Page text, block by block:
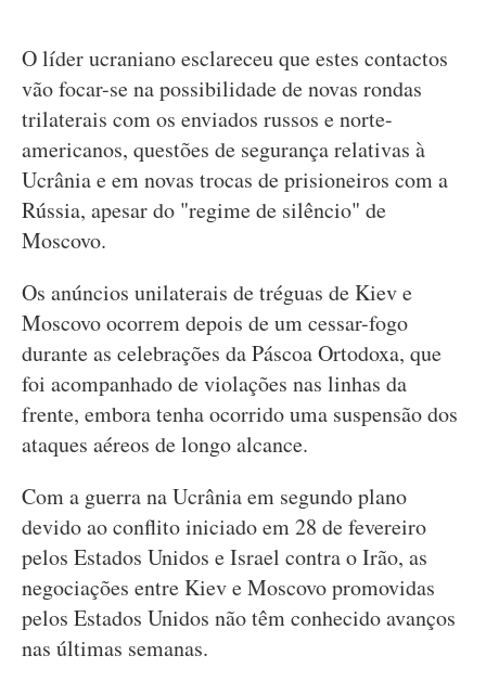
O líder ucraniano esclareceu que estes contactos
vão focar-se na possibilidade de novas rondas
trilaterais com os enviados russos e norte-
americanos, questões de segurança relativas à
Ucrânia e em novas trocas de prisioneiros com a
Rússia, apesar do "regime de silêncio" de
Moscovo.
Os anúncios unilaterais de tréguas de Kiev e
Moscovo ocorrem depois de um cessar-fogo
durante as celebrações da Páscoa Ortodoxa, que
foi acompanhado de violações nas linhas da
frente, embora tenha ocorrido uma suspensão dos
ataques aéreos de longo alcance.
Com a guerra na Ucrânia em segundo plano
devido ao conflito iniciado em 28 de fevereiro
pelos Estados Unidos e Israel contra o Irão, as
negociações entre Kiev e Moscovo promovidas
pelos Estados Unidos não têm conhecido avanços
nas últimas semanas.